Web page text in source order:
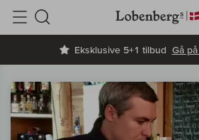
Eksklusive 5+1 tilbud Gå
Søg